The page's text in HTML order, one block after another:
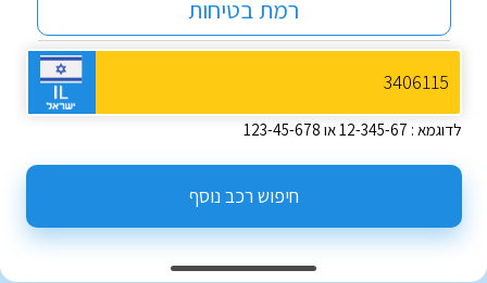
רמת בטיחות
לדוגמא : 12-345-67 או 123-45-678
חיפוש רכב נוסף